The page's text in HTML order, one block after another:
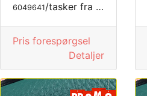
6049641/tasker fra MODE LUKSUS
Pris forespørgsel
Detaljer